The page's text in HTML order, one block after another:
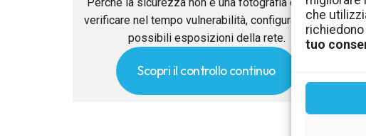
che
tuo
verificare nel tempo vulnerabilità, configurazioni e
possibili esposizioni della rete.
Scopri il controllo continuo